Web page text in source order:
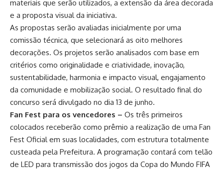
materiais que serão utilizados, a extensão da área decorada
e a proposta visual da iniciativa.
As propostas serão avaliadas inicialmente por uma
comissão técnica, que selecionará as oito melhores
decorações. Os projetos serão analisados com base em
critérios como originalidade e criatividade, inovação,
sustentabilidade, harmonia e impacto visual, engajamento
da comunidade e mobilização social. O resultado final do
concurso será divulgado no dia 13 de junho.
Fan Fest para os vencedores – Os três primeiros
colocados receberão como prêmio a realização de uma Fan
Fest Oficial em suas localidades, com estrutura totalmente
custeada pela Prefeitura. A programação contará com telão
de LED para transmissão dos jogos da Copa do Mundo FIFA